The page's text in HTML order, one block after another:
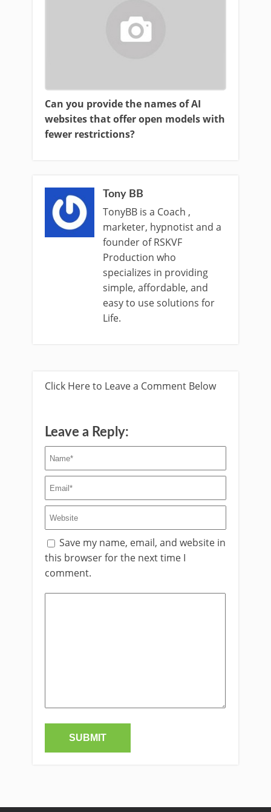
Can you provide the names of AI
websites that offer open models with
fewer restrictions?
Tony BB
TonyBB is a Coach ,
marketer, hypnotist and a
founder of RSKVF
Production who
specializes in providing
simple, affordable, and
easy to use solutions for
Life.
Click Here to Leave a Comment Below
Leave a Reply:
Save my name, email, and website in
this browser for the next time I
comment.